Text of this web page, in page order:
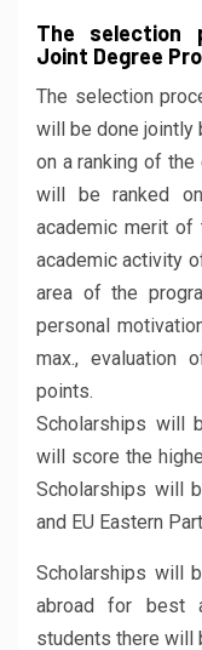
The selection
Joint Degree
The selection
will be done jointly
on a ranking of
will be ranked
academic merit of
academic activity
area of the
personal
max., evaluation
points.
Scholarships will
will score the
Scholarships will
and EU Eastern
Scholarships will
abroad for best
students there will